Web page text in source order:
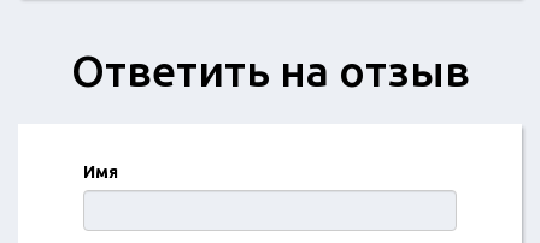
Ответить на отзыв
Имя